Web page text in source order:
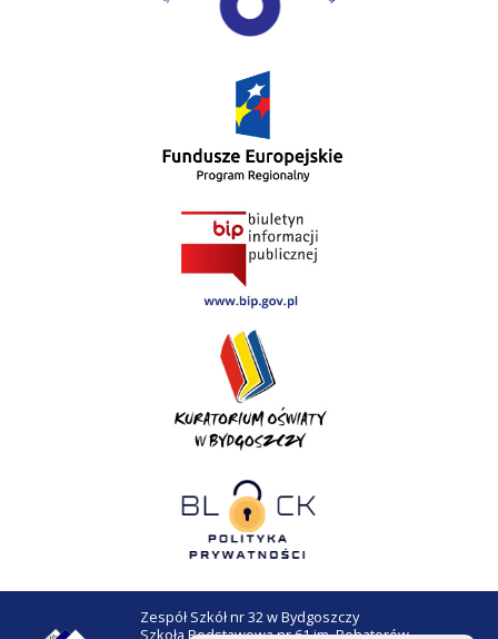
Zespół Szkół nr 32 w Bydgoszczy
Szkoła Podstawowa nr 61 im. Bohaterów